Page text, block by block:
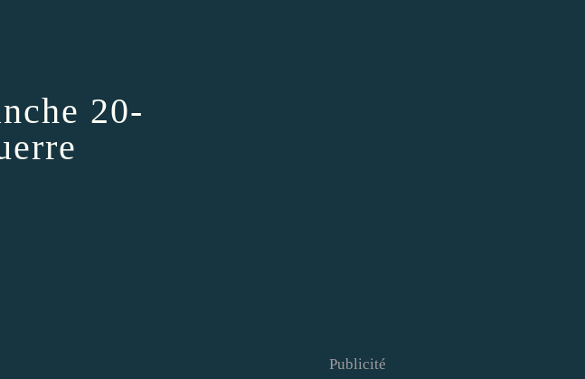
20-
Publicité